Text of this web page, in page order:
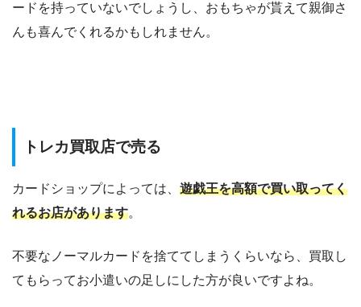
ードを持っていないでしょうし、おもちゃが貰えて親御さ
んも喜んでくれるかもしれません。
トレカ買取店で売る
カードショップによっては、 遊戯王を高額で買い取ってく
れるお店があります。
不要なノーマルカードを捨ててしまうくらいなら、買取し
てもらってお小遣いの足しにした方が良いですよね。